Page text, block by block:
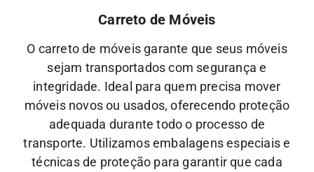
Carreto de Móveis
O carreto de móveis garante que seus móveis
sejam transportados com segurança e
integridade. Ideal para quem precisa mover
móveis novos ou usados, oferecendo proteção
adequada durante todo o processo de
transporte. Utilizamos embalagens especiais e
técnicas de proteção para garantir que cada